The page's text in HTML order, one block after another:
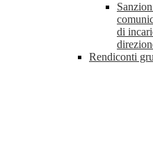
di
Rendiconti